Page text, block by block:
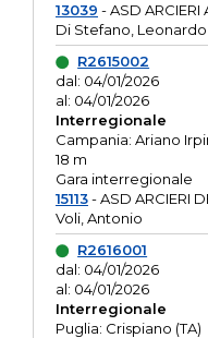
13039 - ASD ARCIERI
Di Stefano, Leonardo
R2615002
dal: 04/01/2026
al: 04/01/2026
Interregionale
Campania: Ariano
18 m
Gara interregionale
15113- ASD ARCIERI
Voli, Antonio
R2616001
dal: 04/01/2026
al: 04/01/2026
Interregionale
Puglia: Crispiano (TA)